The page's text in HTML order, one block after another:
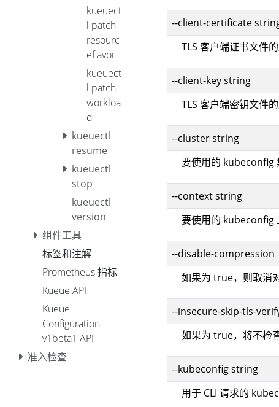
kueuect
l patch
resourc
eflavor
kueuect
l patch
workloa
d
kueuectl
resume
kueuectl
stop
kueuectl
version
组件工具
标签和注解
Prometheus 指标
Kueue API
Kueue
Configuration
v1beta1 API
准入检查
--client-certificate
TLS 客户端证书文件
--client-key string
TLS 客户端密钥文件
--cluster string
要使用的 kubeconfig
--context string
要使用的 kubeconfig
--disable-compression
如果为 true，则取消
--insecure-skip-tls-
如果为 true，将不检
--kubeconfig string
用于 CLI 请求的